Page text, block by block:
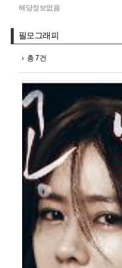
해당정보없음
필모그래피
총 7건